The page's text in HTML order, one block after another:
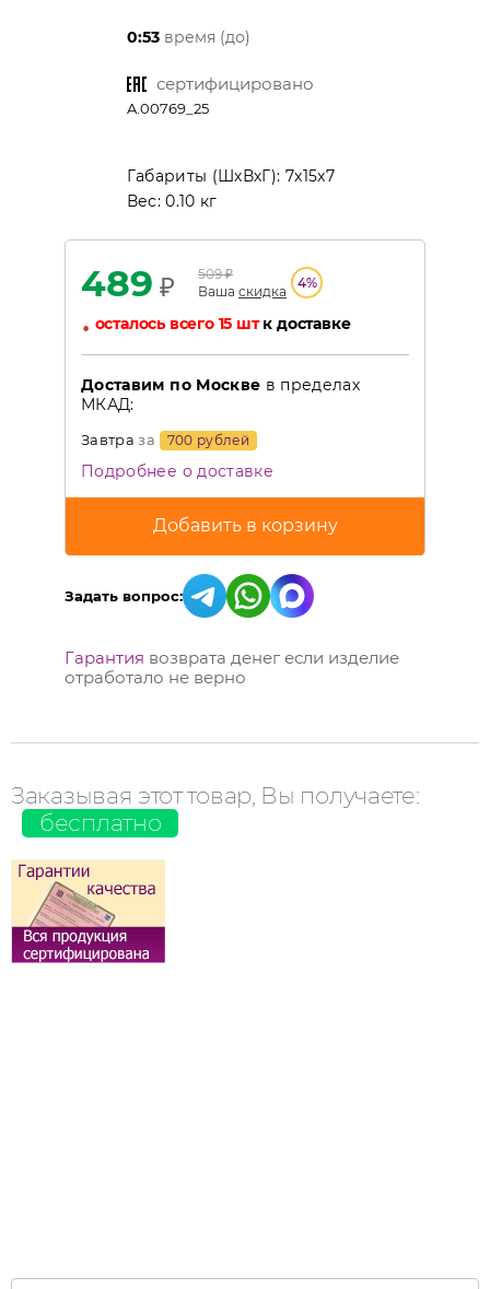
0:53время (до)
сертифицировано
A.00769_25
Габариты (ШхВхГ): 7x15x7
Вес:0.10 кг
489 ₽ 509₽
Ваша скидка
4%
• осталось всего 15 штк доставке
Доставим по Москве в пределах
МКАД:
Завтраза 700 рублей
Подробнее о доставке
Задать вопрос:
Гарантия возврата денег если изделие
отработало не верно
Заказывая этот товар, Вы получаете:
бесплатно